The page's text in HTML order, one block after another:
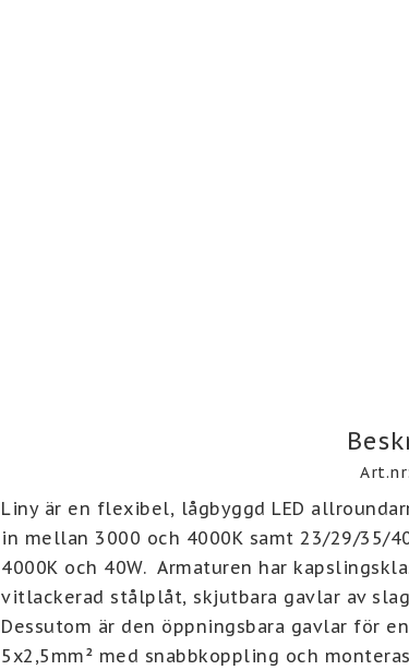
Liny är en flexibel, lågbyggd LED
in mellan 3000 och 4000K samt 23/29/35/
4000K och 40W.  Armaturen har
vitlackerad stålplåt, skjutbara gavlar av
Dessutom är den öppningsbara gavlar för
5x2,5mm² med snabbkoppling och